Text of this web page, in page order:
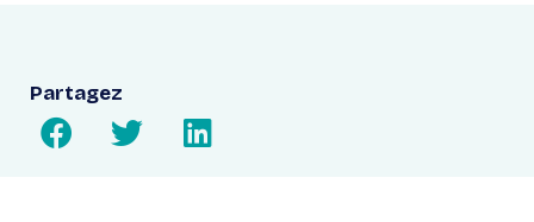
Partagez